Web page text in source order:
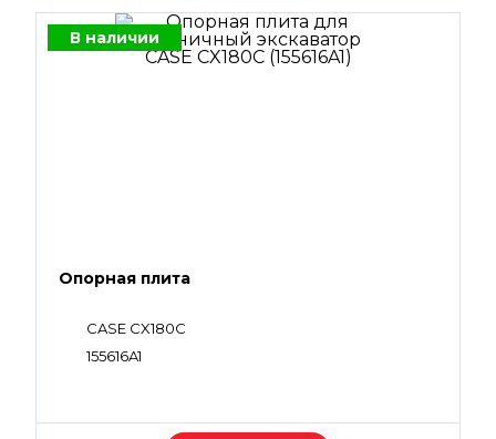
В наличии
Опорная плита
CASE CX180C
155616A1